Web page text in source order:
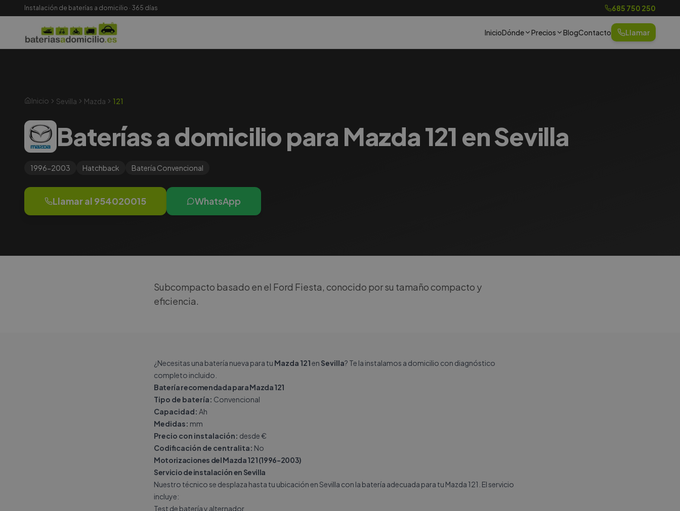
Instalación de baterías a domicilio · 365 días 685 750 250
InicioDónde Precios BlogContacto Llamar
Inicio Sevilla Mazda 121
Baterías a domicilio para Mazda 121 en Sevilla
1996-2003 Hatchback Batería Convencional
Llamar al 954020015 WhatsApp
Subcompacto basado en el Ford Fiesta, conocido por su tamaño compacto y
eficiencia.
¿Necesitas una batería nueva para tu Mazda 121en Sevilla? Te la instalamos a domicilio con diagnóstico
completo incluido.
Batería recomendada para Mazda 121
Tipo de batería: Convencional
Capacidad: Ah
Medidas: mm
Precio con instalación: desde €
Codificación de centralita: No
Motorizaciones del Mazda 121 (1996-2003)
Servicio de instalación en Sevilla
Nuestro técnico se desplaza hasta tu ubicación en Sevilla con la batería adecuada para tu Mazda 121. El servicio
incluye:
Test de batería y alternador